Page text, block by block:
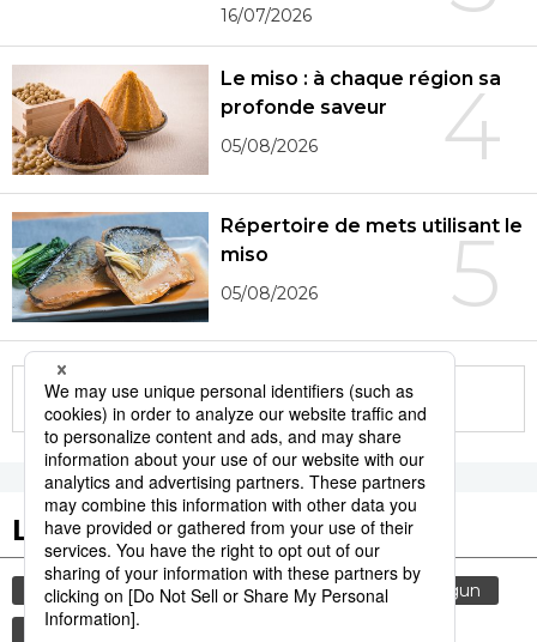
16/07/2026
4
Le miso : à chaque région sa
profonde saveur
05/08/2026
5
Répertoire de mets utilisant le
miso
05/08/2026
More in this series
Les tags populaires
histoire sexe femme edo
shogun
culture
gastronomie